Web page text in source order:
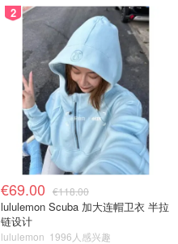
2
€69.00 €118.00
lululemon Scuba 加大连帽卫衣 半拉
链设计
lululemon 1996人感兴趣